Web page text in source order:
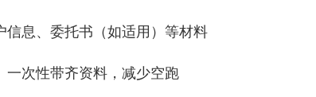
息、委托书（如适用）等材料
次性带齐资料，减少空跑